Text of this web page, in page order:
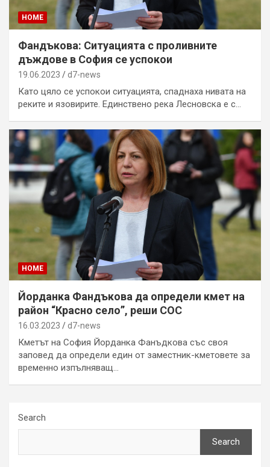
HOME
Фандъкова: Ситуацията с проливните
дъждове в София се успокои
19.06.2023 d7-news
Като цяло се успокои ситуацията, спаднаха нивата на
реките и язовирите. Единствено река Лесновска е с…
HOME
Йорданка Фандъкова да определи кмет на
район “Красно село”, реши СОС
16.03.2023 d7-news
Кметът на София Йорданка Фанъдкова със своя
заповед да определи един от заместник-кметовете за
временно изпълняващ…
Search
Search